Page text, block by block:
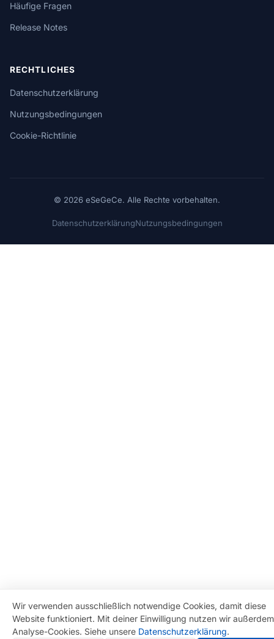
Häufige Fragen
Release Notes
RECHTLICHES
Datenschutzerklärung
Nutzungsbedingungen
Cookie-Richtlinie
© 2026 eSeGeCe. Alle Rechte vorbehalten.
DatenschutzerklärungNutzungsbedingungen
Wir verwenden ausschließlich notwendige Cookies, damit diese
Website funktioniert. Mit deiner Einwilligung nutzen wir außerdem
Analyse-Cookies. Siehe unsere Datenschutzerklärung.